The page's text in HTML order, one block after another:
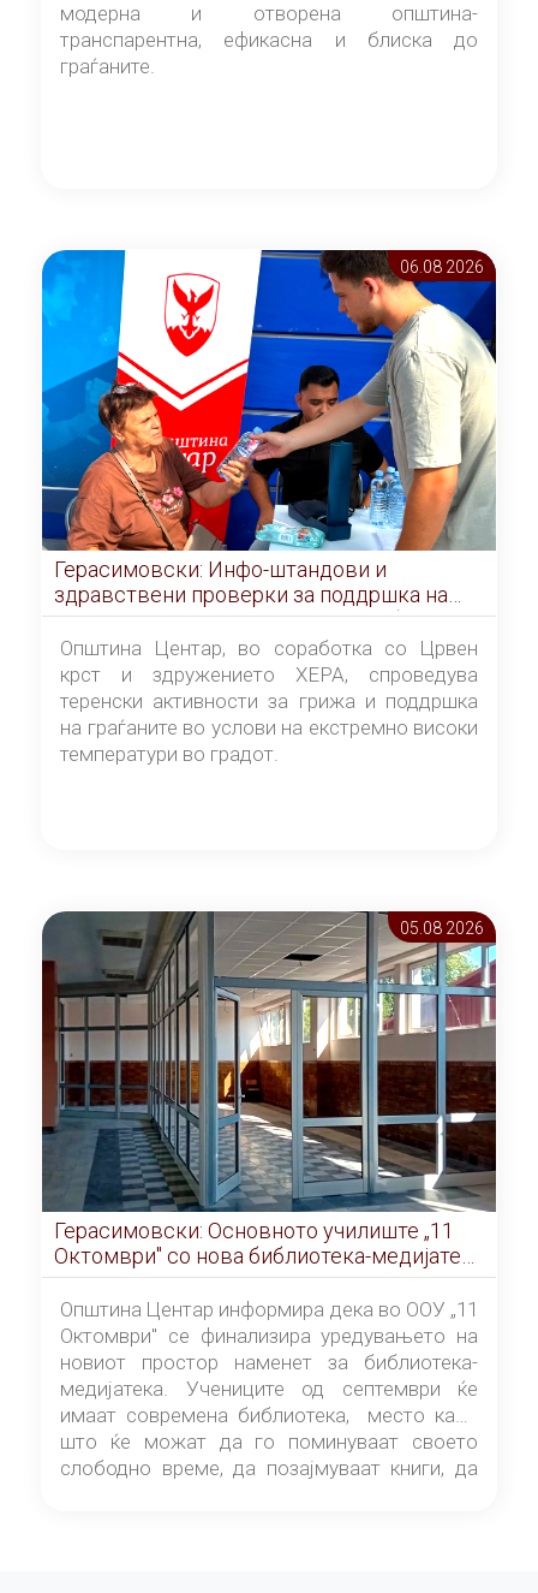
модерна и отворена општина-
транспарентна, ефикасна и блиска до
граѓаните.
06.08 2026
Герасимовски: Инфо-штандови и
здравствени проверки за поддршка на
граѓаните во услови на топлотен бран
Општина Центар, во соработка со Црвен
крст и здружението ХЕРА, спроведува
теренски активности за грижа и поддршка
на граѓаните во услови на екстремно високи
температури во градот.
05.08 2026
Герасимовски: Основното училиште „11
Октомври" со нова библиотека-медијатека
од септември
Општина Центар информира дека во ООУ „11
Октомври" се финализира уредувањето на
новиот простор наменет за библиотека-
медијатека. Учениците од септември ќе
имаат современа библиотека, место каде
што ќе можат да го поминуваат своето
слободно време, да позајмуваат книги, да